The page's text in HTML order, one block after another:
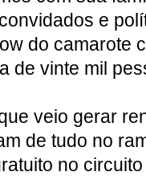
e
do camarote
de vinte mil
veio gerar
de tudo no
no